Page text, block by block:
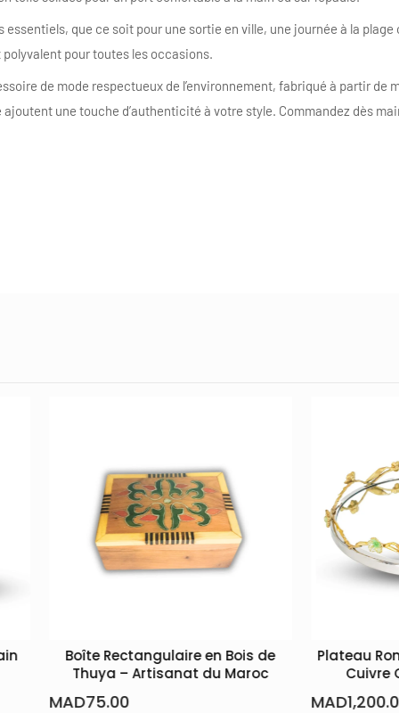
que ce soit pour une sortie en ville, une journée à la plage
pour toutes les occasions.
de mode respectueux de l’environnement, fabriqué à partir de
une touche d’authenticité à votre style. Commandez dès
en Bois de
– Artisanat du Maroc
Plateau Rond avec motif
Cuivre Chromé Fait